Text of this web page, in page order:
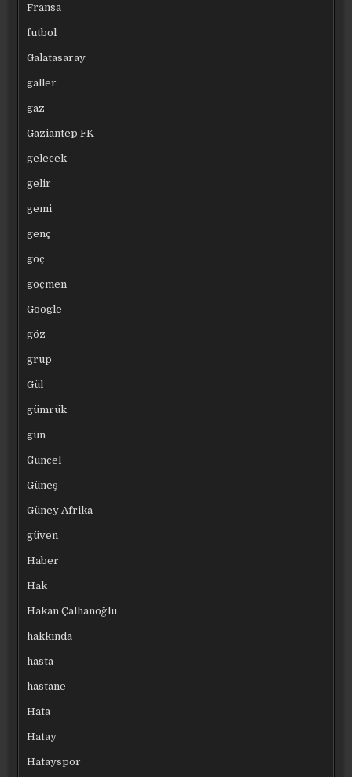
Fransa
futbol
Galatasaray
galler
gaz
Gaziantep FK
gelecek
gelir
gemi
genç
göç
göçmen
Google
göz
grup
Gül
gümrük
gün
Güncel
Güneş
Güney Afrika
güven
Haber
Hak
Hakan Çalhanoğlu
hakkında
hasta
hastane
Hata
Hatay
Hatayspor